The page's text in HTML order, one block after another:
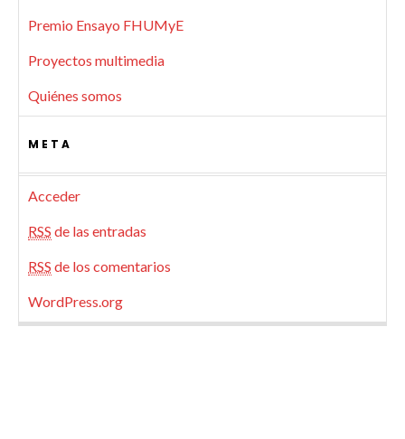
Premio Ensayo FHUMyE
Proyectos multimedia
Quiénes somos
META
Acceder
RSS de las entradas
RSS de los comentarios
WordPress.org